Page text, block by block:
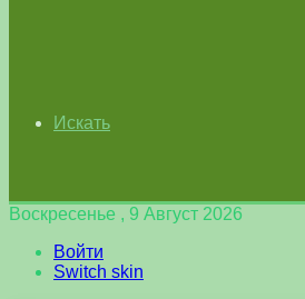
Искать
Воскресенье , 9 Август 2026
Войти
Switch skin